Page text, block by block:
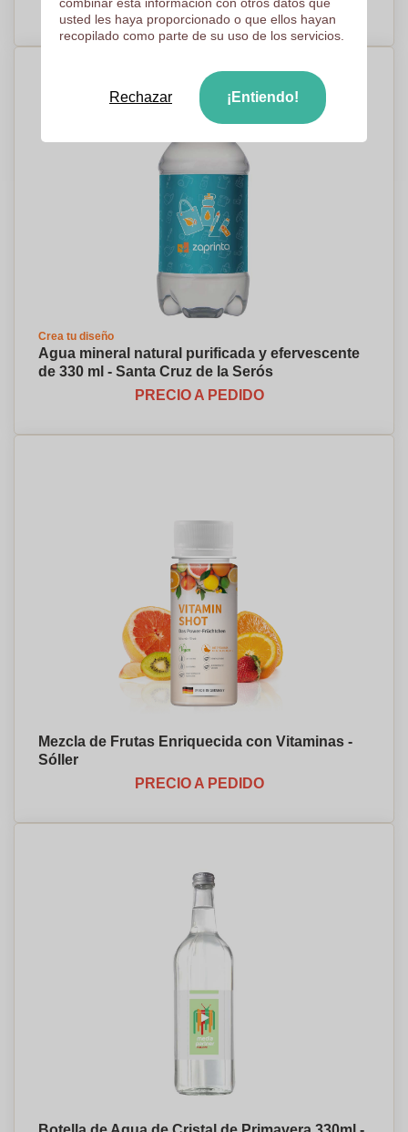
PRECIO A PEDIDO
Crea tu diseño
Agua mineral natural purificada y efervescente
de 330 ml - Santa Cruz de la Serós
PRECIO A PEDIDO
Mezcla de Frutas Enriquecida con Vitaminas -
Sóller
PRECIO A PEDIDO
usted les haya proporcionado o que ellos hayan
recopilado como parte de su uso de los servicios.
Rechazar ¡Entiendo!